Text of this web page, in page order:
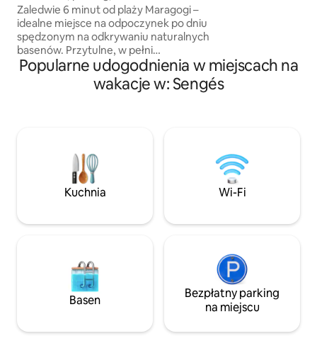
udogodnień
Zaledwie 6 minut od plaży Maragogi –
idealne miejsce na odpoczynek po dniu
spędzonym na odkrywaniu naturalnych
basenów. Przytulne, w pełni
wyposażone małe miejsce
zaprojektowane z myślą o beztroskich
dniach nad morzem. Parterowy dom,
i łazienka. Zorganizowana przestrzeń
idealna dla rodzin lub przyjaciół
poszukujących spokoju, praktyczności
i świetnej lokalizacji, aby doświadczyć
Karaibów.
rozwiązania i
Popularne udogodnienia w miejscach na
wakacje w: Sengés
Kuchnia Wi-Fi
Basen
Bezpłatny parking
na miejscu